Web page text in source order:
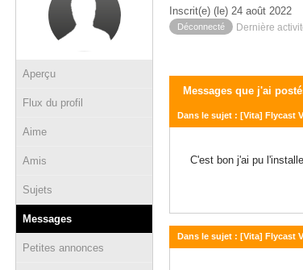
Aperçu
Flux du profil
Aime
Amis
Sujets
Messages
Petites annonces
Inscrit(e) (le) 24 août 2022
Déconnecté Dernière
Messages que j'ai
Dans le sujet : [Vita] Flycast
C'est bon j'ai pu
Dans le sujet : [Vita] Flycast